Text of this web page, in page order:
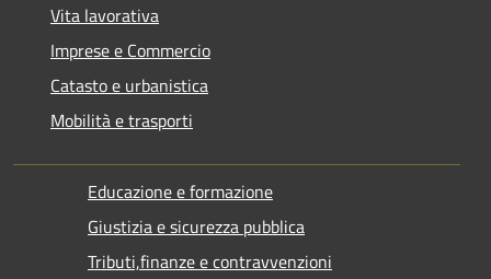
Vita lavorativa
Imprese e Commercio
Catasto e urbanistica
Mobilità e trasporti
Educazione e formazione
Giustizia e sicurezza pubblica
Tributi,finanze e contravvenzioni